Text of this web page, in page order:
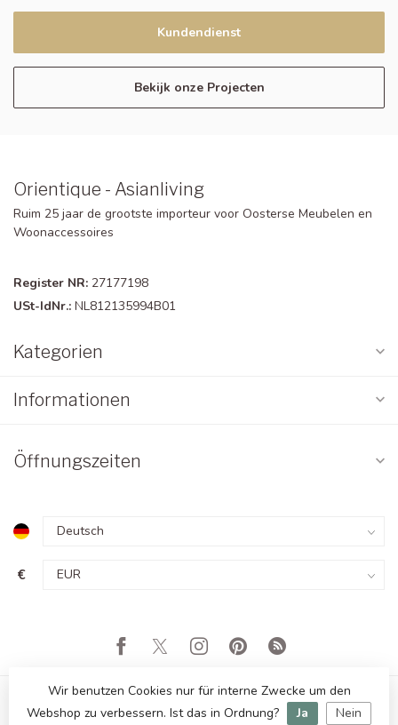
Kundendienst
Bekijk onze Projecten
Orientique - Asianliving
Ruim 25 jaar de grootste importeur voor Oosterse Meubelen en
Woonaccessoires
Register NR: 27177198
USt-IdNr.: NL812135994B01
Kategorien
Informationen
Öffnungszeiten
€
Wir benutzen Cookies nur für interne Zwecke um den
Webshop zu verbessern. Ist das in Ordnung?
Ja Nein